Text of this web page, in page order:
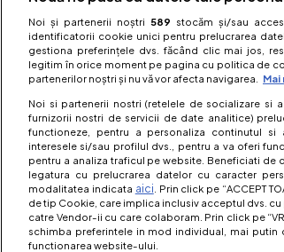
Noi și partenerii noștri 589 stocăm și/sau
identificatorii cookie unici pentru prelucrarea
gestiona preferințele dvs. făcând clic mai jos,
legitim în orice moment pe pagina cu politica de
partenerilor noștri și nu vă vor afecta navigarea.
Noi si partenerii nostri (retelele de socializare si
furnizorii nostri de servicii de date analitice)
functioneze, pentru a personaliza continutul
interesele si/sau profilul dvs., pentru a va oferi
pentru a analiza traficul pe website. Beneficiati de
legatura cu prelucrarea datelor cu caracter
modalitatea indicata aici . Prin click pe “ACCEPT
de tip Cookie, care implica inclusiv acceptul dvs.
catre Vendor-ii cu care colaboram. Prin click pe
schimba preferintele in mod individual, mai
functionarea website-ului.